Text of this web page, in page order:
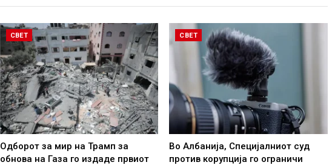
СВЕТ
Одборот за мир на Трамп за
обнова на Газа го издаде првиот
СВЕТ
Во Албанија, Специјалниот суд
против корупција го ограничи